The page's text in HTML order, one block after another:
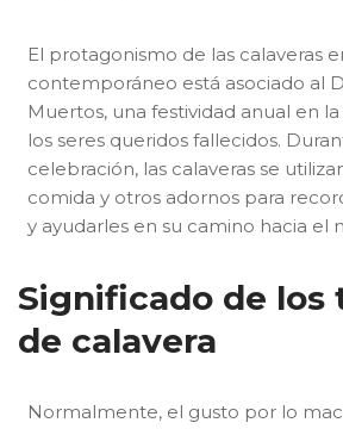
El protagonismo de las calaveras
contemporáneo está asociado al
Muertos, una festividad anual en
los seres queridos fallecidos.
celebración, las calaveras se
comida y otros adornos para
y ayudarles en su camino hacia el
Significado de los
de calavera
Normalmente, el gusto por lo